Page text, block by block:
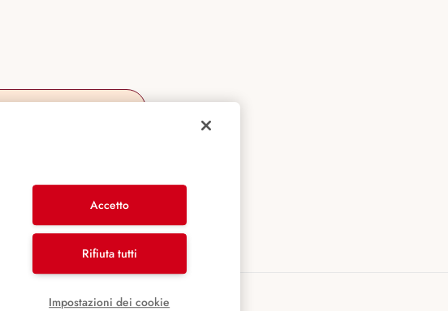
Accetto
Rifiuta tutti
Impostazioni dei cookie